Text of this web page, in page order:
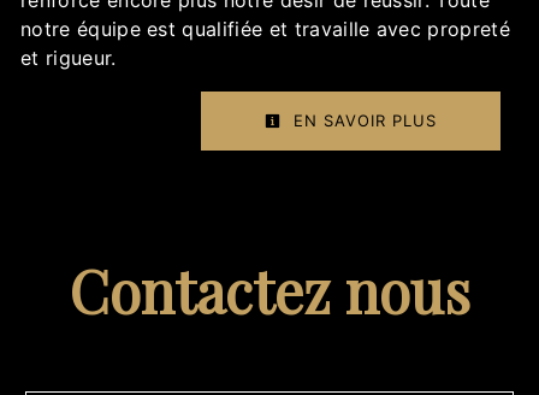
notre équipe est qualifiée et travaille avec propreté
et rigueur.
EN SAVOIR PLUS
Contactez nous